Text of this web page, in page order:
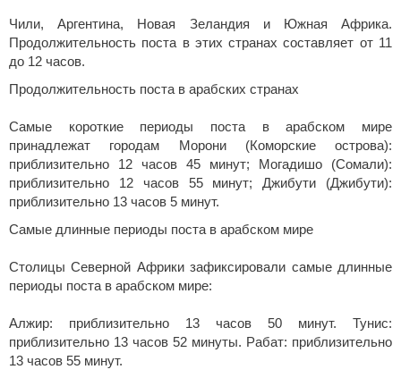
Чили, Аргентина, Новая Зеландия и Южная Африка.
Продолжительность поста в этих странах составляет от 11
до 12 часов.
Продолжительность поста в арабских странах
Самые короткие периоды поста в арабском мире
принадлежат городам Морони (Коморские острова):
приблизительно 12 часов 45 минут; Могадишо (Сомали):
приблизительно 12 часов 55 минут; Джибути (Джибути):
приблизительно 13 часов 5 минут.
Самые длинные периоды поста в арабском мире
Столицы Северной Африки зафиксировали самые длинные
периоды поста в арабском мире:
Алжир: приблизительно 13 часов 50 минут. Тунис:
приблизительно 13 часов 52 минуты. Рабат: приблизительно
13 часов 55 минут.